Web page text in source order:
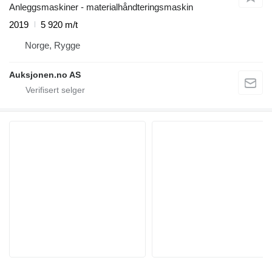
Anleggsmaskiner - materialhåndteringsmaskin
2019
5 920 m/t
Norge, Rygge
Auksjonen.no AS